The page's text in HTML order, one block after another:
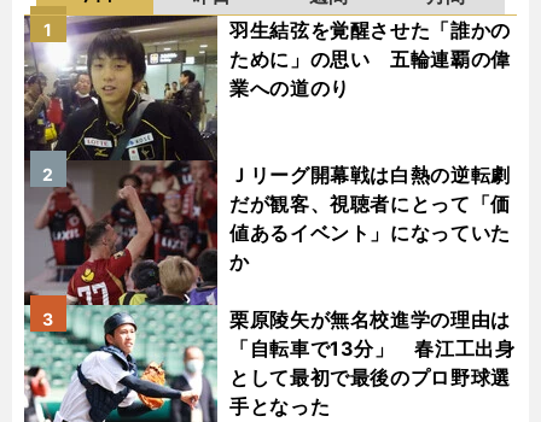
羽生結弦を覚醒させた「誰かの
ために」の思い 五輪連覇の偉
業への道のり
1
Ｊリーグ開幕戦は白熱の逆転劇
だが観客、視聴者にとって「価
値あるイベント」になっていた
か
2
栗原陵矢が無名校進学の理由は
「自転車で13分」 春江工出身
として最初で最後のプロ野球選
手となった
3